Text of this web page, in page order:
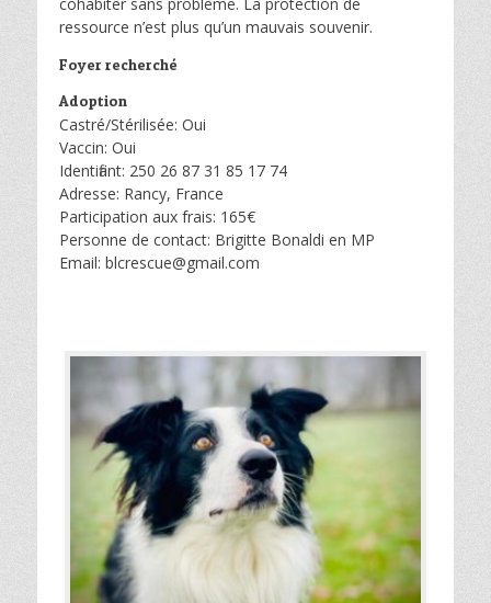
ressource n’est plus qu’un mauvais souvenir.
Foyer recherché
Adoption
Castré/Stérilisée: Oui
Vaccin: Oui
Identifiant: 250 26 87 31 85 17 74
Adresse: Rancy, France
Participation aux frais: 165€
Personne de contact: Brigitte Bonaldi en MP
Email: blcrescue@gmail.com